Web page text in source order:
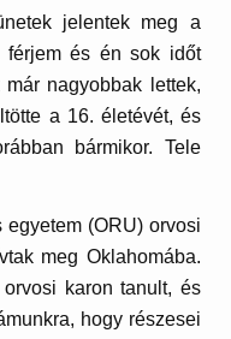
jelentek meg a
férjem és én sok időt
nagyobbak lettek,
a 16. életévét, és
bármikor. Tele
(ORU) orvosi
meg Oklahomába.
karon tanult, és
hogy részesei